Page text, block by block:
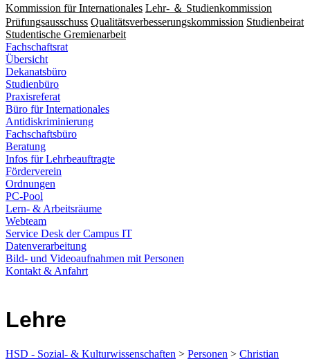
Kommission für Internationales Lehr- ＆ Studienkommission
Prüfungsausschuss Qualitätsverbesserungskommission Studienbeirat
Studentische Gremienarbeit
Fachschaftsrat
Übersicht
Dekanatsbüro
Studienbüro
Praxisreferat
Büro für Internationales
Antidiskriminierung
Fachschaftsbüro
Beratung
Infos für Lehrbeauftragte
Förderverein
Ordnungen
PC-Pool
Lern- & Arbeitsräume
Webteam
Service Desk der Campus IT
Datenverarbeitung
Bild- und Videoaufnahmen mit Personen
Kontakt & Anfahrt
Lehre
HSD - Sozial- & Kulturwissenschaften > Personen > Christian